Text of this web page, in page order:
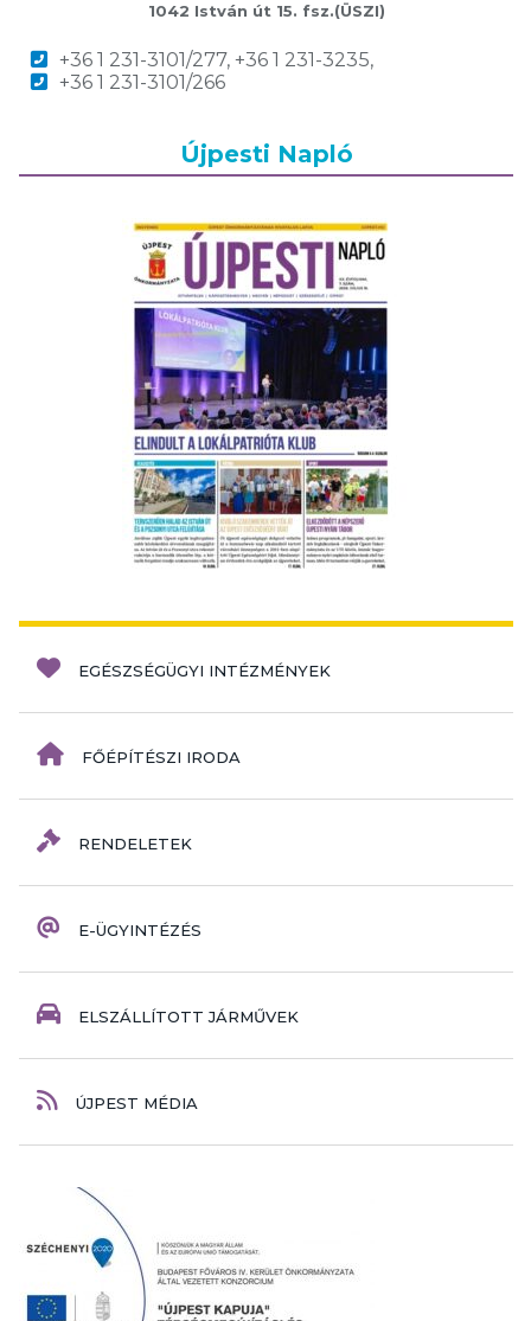
1042 István út 15. fsz.(ÜSZI)
+36 1 231-3101/277, +36 1 231-3235,
+36 1 231-3101/266
Újpesti Napló
EGÉSZSÉGÜGYI INTÉZMÉNYEK
FŐÉPÍTÉSZI IRODA
RENDELETEK
E-ÜGYINTÉZÉS
ELSZÁLLÍTOTT JÁRMŰVEK
ÚJPEST MÉDIA